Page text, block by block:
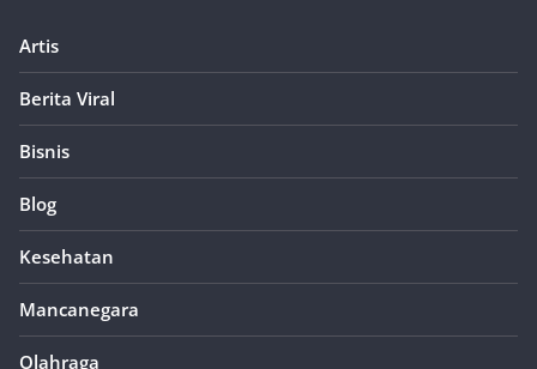
Artis
Berita Viral
Bisnis
Blog
Kesehatan
Mancanegara
Olahraga